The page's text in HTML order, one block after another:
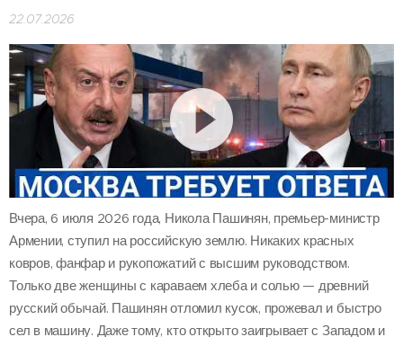
22.07.2026
Вчера, 6 июля 2026 года, Никола Пашинян, премьер-министр
Армении, ступил на российскую землю. Никаких красных
ковров, фанфар и рукопожатий с высшим руководством.
Только две женщины с караваем хлеба и солью — древний
русский обычай. Пашинян отломил кусок, прожевал и быстро
сел в машину. Даже тому, кто открыто заигрывает с Западом и